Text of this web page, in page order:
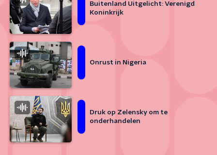
Buitenland Uitgelicht: Verenigd
Koninkrijk
Onrust in Nigeria
Druk op Zelensky om te
onderhandelen